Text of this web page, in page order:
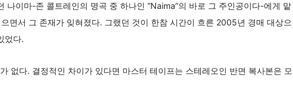
나이마-존 콜트레인의 명곡 중 하나인 “Naima”의 바로 그 주인공이다-에게 맡
면서 그 존재가 잊혀졌다. 그랬던 것이 한참 시간이 흐른 2005년 경매 대상으
었다.
없다. 결정적인 차이가 있다면 마스터 테이프는 스테레오인 반면 복사본은 모